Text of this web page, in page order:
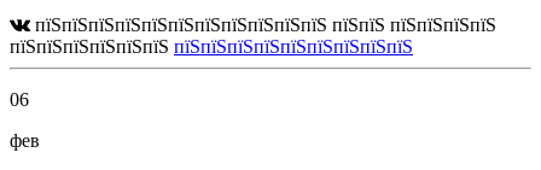
пїЅпїЅпїЅпїЅпїЅпїЅпїЅпїЅпїЅпїЅпїЅ пїЅпїЅ пїЅпїЅпїЅпїЅ
пїЅпїЅпїЅпїЅпїЅпїЅ пїЅпїЅпїЅпїЅпїЅпїЅпїЅпїЅпїЅ
06
фев